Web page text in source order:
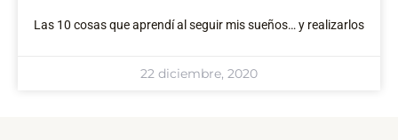
Las 10 cosas que aprendí al seguir mis sueños… y realizarlos
22 diciembre, 2020